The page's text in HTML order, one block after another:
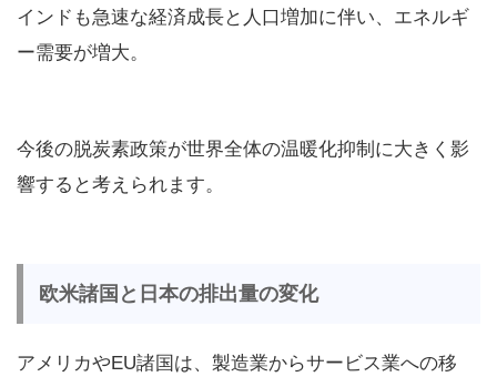
インドも急速な経済成長と人口増加に伴い、エネルギ
ー需要が増大。
今後の脱炭素政策が世界全体の温暖化抑制に大きく影
響すると考えられます。
欧米諸国と日本の排出量の変化
アメリカやEU諸国は、製造業からサービス業への移